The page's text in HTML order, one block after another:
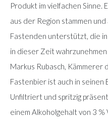
Produkt im vielfachen
aus der Region stammen
Fastenden unterstützt, die
in dieser Zeit wahrzunehmen
Markus Rubasch, Kämmerer
Fastenbier ist auch in seinen
Unfiltriert und spritzig
einem Alkoholgehalt von 3